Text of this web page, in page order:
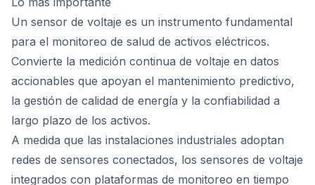
Un sensor de voltaje es un instrumento fundamental
para el monitoreo de salud de activos eléctricos.
Convierte la medición continua de voltaje en datos
accionables que apoyan el mantenimiento predictivo,
la gestión de calidad de energía y la confiabilidad a
largo plazo de los activos.
A medida que las instalaciones industriales adoptan
redes de sensores conectados, los sensores de voltaje
integrados con plataformas de monitoreo en tiempo